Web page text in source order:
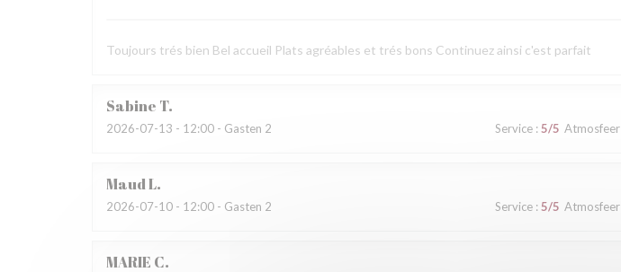
Toujours trés bien Bel accueil Plats agréables et trés bons Continuez ainsi c'est parfait
Sabine T
2026-07-13 - 12:00 - Gasten 2 Service: 5/5 Atmosfeer
MaudL
2026-07-10 - 12:00 - Gasten 2 Service: 5/5 Atmosfeer
MARIE C